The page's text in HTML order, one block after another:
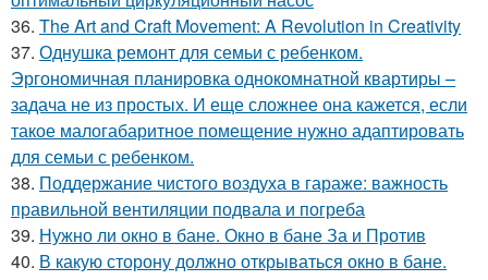
36. The Art and Craft Movement: A Revolution in Creativity
37. Однушка ремонт для семьи с ребенком.
Эргономичная планировка однокомнатной квартиры –
задача не из простых. И еще сложнее она кажется, если
такое малогабаритное помещение нужно адаптировать
для семьи с ребенком.
38. Поддержание чистого воздуха в гараже: важность
правильной вентиляции подвала и погреба
39. Нужно ли окно в бане. Окно в бане За и Против
40. В какую сторону должно открываться окно в бане.